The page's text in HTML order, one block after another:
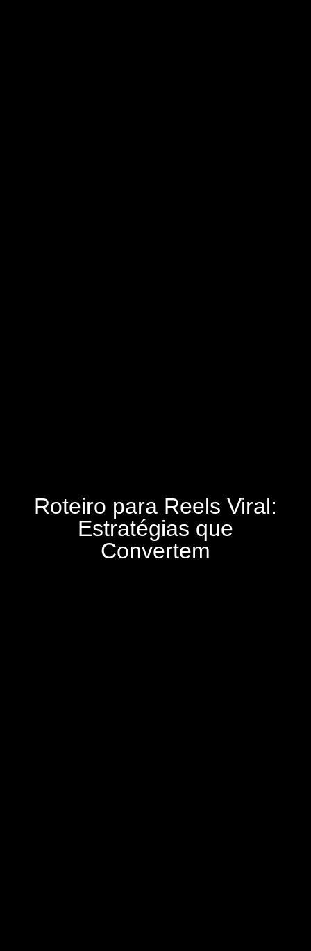
Roteiro para Reels Viral:
Estratégias que
Convertem